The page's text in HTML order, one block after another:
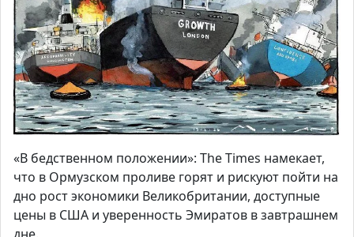
«В бедственном положении»: The Times намекает,
что в Ормузском проливе горят и рискуют пойти на
дно рост экономики Великобритании, доступные
цены в США и уверенность Эмиратов в завтрашнем